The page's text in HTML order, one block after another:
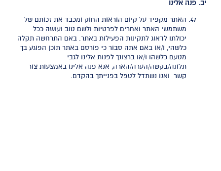
יב. פנה אלינו
האתר מקפיד על קיום הוראות החוק ומכבד את זכותם של
משתמשי האתר ואחרים לפרטיות ולשם טוב ועושה ככל
יכולתו לדאוג לתקינות הפעילות באתר. באם התרחשה תקלה
כלשהי, ו/או באם אתה סבור כי פורסם באתר תוכן הפוגע בך
מטעם כלשהו ו/או ברצונך לפנות אלינו לגבי
תלונה/בקשה/הערה/הארה, אנא פנה אלינו באמצעות צור
קשר ואנו נשתדל לטפל בפנייתך בהקדם.